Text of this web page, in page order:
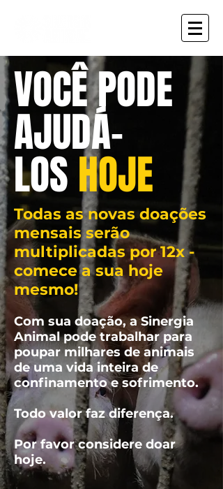
VOCÊ PODE
AJUDÁ-
LOS HOJE
Todas as novas doações
mensais serão
multiplicadas por 12x -
comece a sua hoje
mesmo!
Com sua doação, a Sinergia
Animal pode trabalhar para
poupar milhares de animais
de uma vida inteira de
confinamento e sofrimento.
Todo valor faz diferença.
Por favor considere doar
hoje.